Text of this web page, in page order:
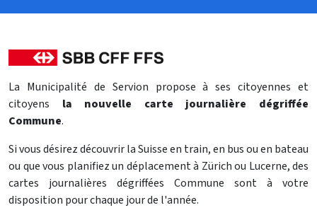
La Municipalité de Servion propose à ses citoyennes et
citoyens la nouvelle carte journalière dégriffée
Commune.
Si vous désirez découvrir la Suisse en train, en bus ou en bateau
ou que vous planifiez un déplacement à Zürich ou Lucerne, des
cartes journalières dégriffées Commune sont à votre
disposition pour chaque jour de l'année.